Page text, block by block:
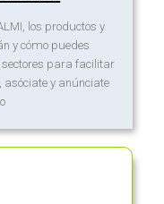
los productos y
y cómo puedes
para facilitar
y anúnciate